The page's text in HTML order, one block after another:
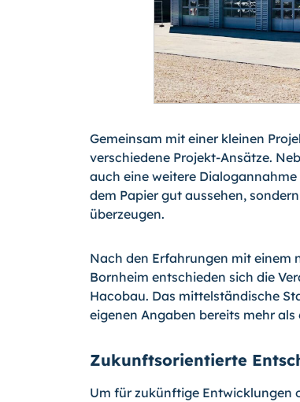
Gemeinsam mit einer kleinen
verschiedene Projekt-Ansätze.
auch eine weitere
dem Papier gut aussehen,
überzeugen.
Nach den Erfahrungen mit einem
Bornheim entschieden sich die
Hacobau. Das mittelständische
eigenen Angaben bereits mehr
Zukunftsorientierte
Um für zukünftige Entwicklungen